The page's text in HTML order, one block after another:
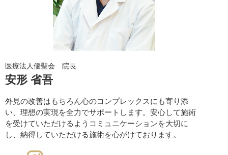
医療法人優聖会 院長
安形 省吾
外見の改善はもちろん心のコンプレックスにも寄り添
い、理想の実現を全力でサポートします。安心して施術
を受けていただけるようコミュニケーションを大切に
し、納得していただける施術を心がけております。